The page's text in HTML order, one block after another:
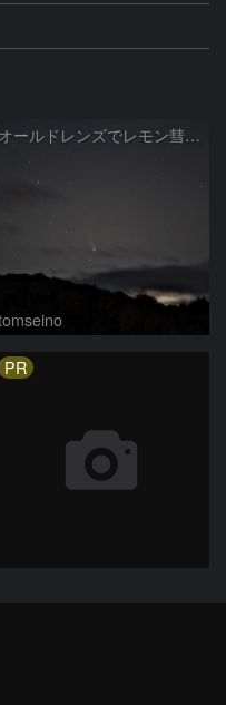
オールドレンズでレモン彗星11/9
PR